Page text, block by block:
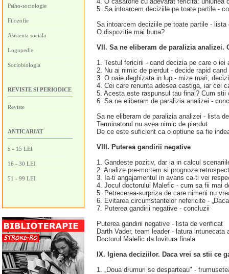
Psiho-sociologie
Filozofie
Asistenta sociala
Logopedie
Sociobiologia
REVISTE SI PERIODICE
Reviste
ANTICARIAT
5 - 15 LEI
16 - 30 LEI
51 - 99 LEI
5. Sa intoarcem deciziile pe toate partile -
Sa intoarcem deciziile pe toate partile - lista
O dispozitie mai buna?
VII. Sa ne eliberam de paralizia
1. Testul fericirii - cand decizia pe care o iei
2. Nu ai nimic de pierdut - decide rapid
3. O oaie deghizata in lup - mize mari,
4. Cei care renunta adesea castiga, iar cei
5. Acesta este raspunsul tau final? Cum
6. Sa ne eliberam de paralizia analizei -
Sa ne eliberam de paralizia analizei - lista
Terminatorul nu avea nimic de pierdut
De ce este suficient ca o optiune sa fie
VIII. Puterea gandirii negative
1. Gandeste pozitiv, dar ia in calcul
2. Analize pre-mortem si prognoze
3. Ia-ti angajamentul in avans ca-ti vei
4. Jocul doctorului Malefic - cum sa fii mai
5. Petrecerea-surpriza de care nimeni nu
6. Evitarea circumstantelor nefericite -
7. Puterea gandirii negative - concluzii
Puterea gandirii negative - lista de verificat
Darth Vader, team leader - latura
Doctorul Malefic da lovitura finala
IX. Igiena deciziilor. Daca vrei sa stii ce
1. „Doua drumuri se desparteau" -